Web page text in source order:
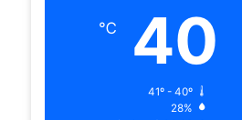
40
℃
41º - 40º
28%